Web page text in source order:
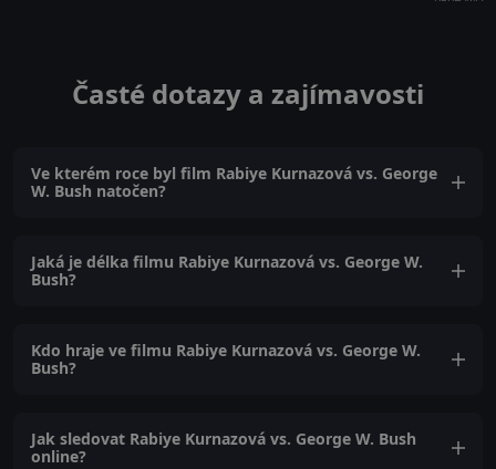
Časté dotazy a zajímavosti
Ve kterém roce byl film Rabiye Kurnazová vs. George
W. Bush natočen?
Jaká je délka filmu Rabiye Kurnazová vs. George W.
Bush?
Kdo hraje ve filmu Rabiye Kurnazová vs. George W.
Bush?
Jak sledovat Rabiye Kurnazová vs. George W. Bush
online?